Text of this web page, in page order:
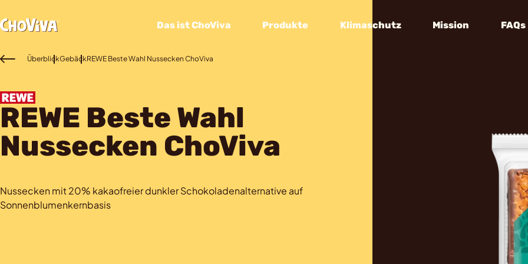
Das ist ChoViva Produkte Klimaschutz Mission FAQs
ÜberblickGebäckREWE Beste Wahl Nussecken ChoViva
REWE Beste Wahl
Nussecken ChoViva
Nussecken mit 20% kakaofreier dunkler Schokoladenalternative auf
Sonnenblumenkernbasis